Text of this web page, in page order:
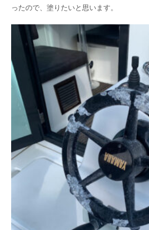
店舗情報
お問い合わせ
Contact us
採用情報
Recruit
ったので、塗りたいと思います。